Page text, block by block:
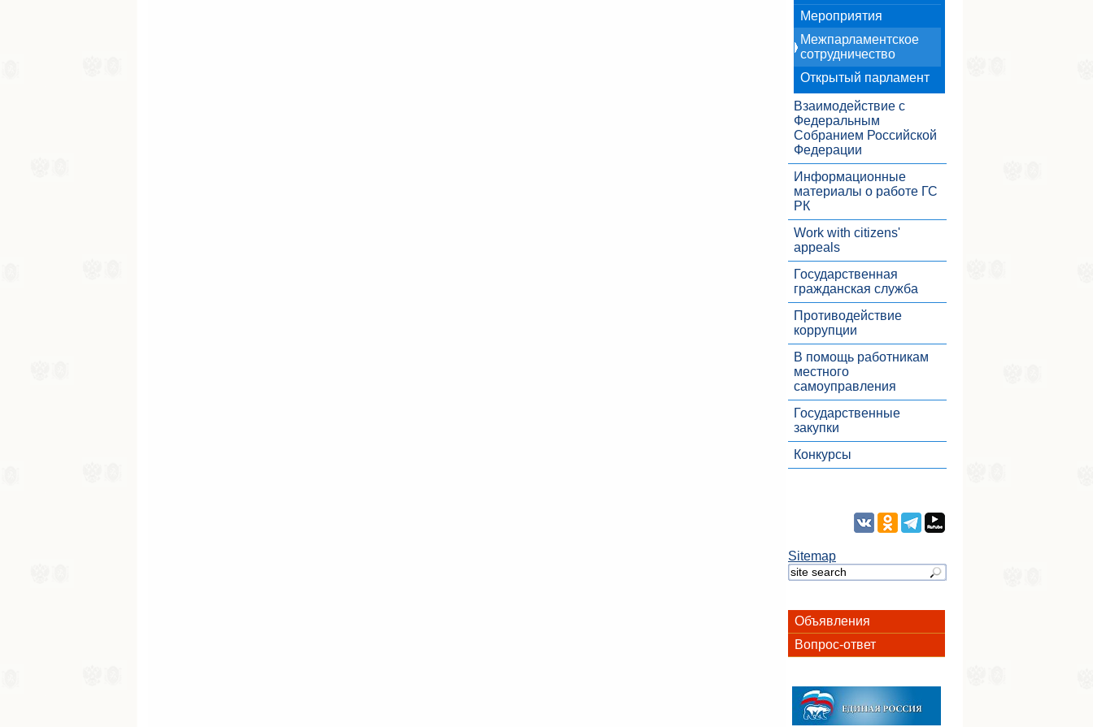
Мероприятия
Межпарламентское
сотрудничество
Открытый парламент
Взаимодействие с
Федеральным
Собранием Российской
Федерации
Информационные
материалы о работе ГС
РК
Work with citizens'
appeals
Государственная
гражданская служба
Противодействие
коррупции
В помощь работникам
местного
самоуправления
Государственные
закупки
Конкурсы
Sitemap
Объявления
Вопрос-ответ